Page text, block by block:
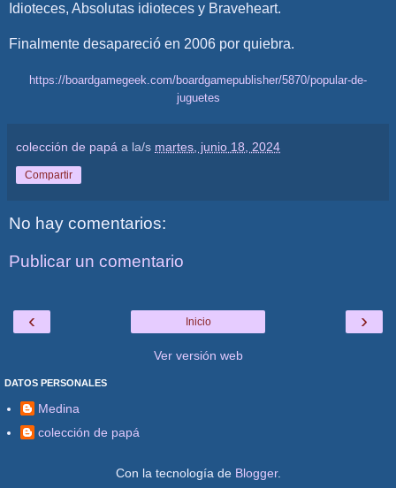
Idioteces, Absolutas idioteces y Braveheart.
Finalmente desapareció en 2006 por quiebra.
https://boardgamegeek.com/boardgamepublisher/5870/popular-de-
juguetes
colección de papá a la/s martes, junio 18, 2024
Compartir
No hay comentarios:
Publicar un comentario
‹ ›
Inicio
Ver versión web
DATOS PERSONALES
Medina
colección de papá
Con la tecnología de Blogger.